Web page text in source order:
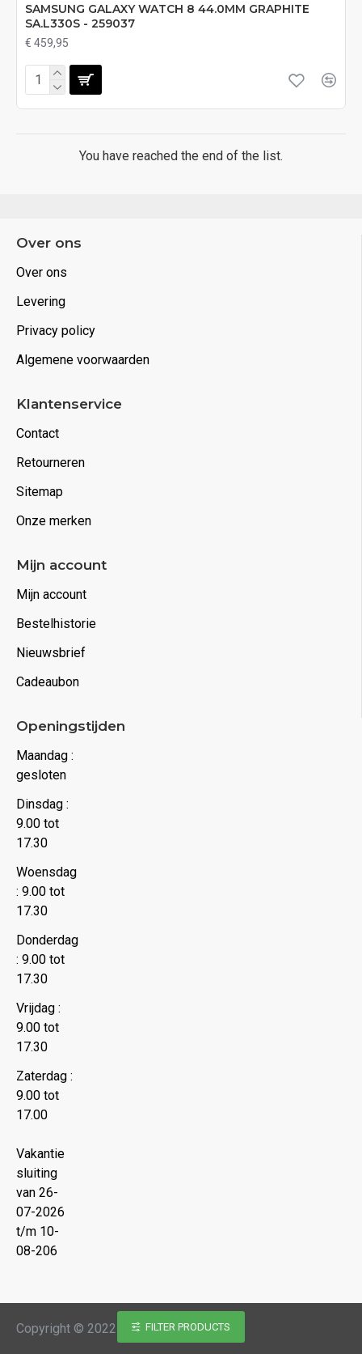
SAMSUNG GALAXY WATCH 8 44.0MM GRAPHITE
SA.L330S - 259037
€ 459,95
You have reached the end of the list.
Over ons
Over ons
Levering
Privacy policy
Algemene voorwaarden
Klantenservice
Contact
Retourneren
Sitemap
Onze merken
Mijn account
Mijn account
Bestelhistorie
Nieuwsbrief
Cadeaubon
Openingstijden
Maandag :
gesloten
Dinsdag :
9.00 tot
17.30
Woensdag
: 9.00 tot
17.30
Donderdag
: 9.00 tot
17.30
Vrijdag :
9.00 tot
17.30
Zaterdag :
9.00 tot
17.00
Vakantie
sluiting
van 26-
07-2026
t/m 10-
08-206
Copyright © 2022 Juwelier Nipshagen
FILTER PRODUCTS